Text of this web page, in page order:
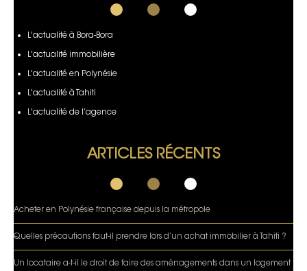
L'actualité à Bora-Bora
L'actualité immobilière
L'actualité en Polynésie
L'actualité à Tahiti
L'actualité de l’agence
ARTICLES RÉCENTS
Acheter en Polynésie française depuis la métropole
Quelles précautions faut-il prendre lors d’un achat immobilier à Tahiti ?
Un locataire a-t-il le droit de faire des aménagements dans un logement